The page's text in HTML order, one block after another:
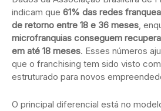
indicam que 61% das redes
de retorno entre 18 e 36 meses,
microfranquias conseguem
em até 18 meses. Esses números
que o franchising tem sido visto
estruturado para novos
O principal diferencial está no